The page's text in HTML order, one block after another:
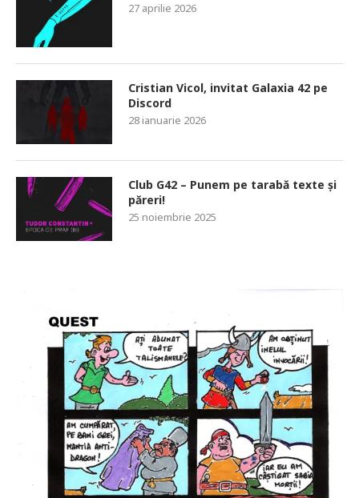
27 aprilie 2026
Cristian Vicol, invitat Galaxia 42 pe
Discord
28 ianuarie 2026
Club G42 – Punem pe tarabă texte și
păreri!
25 noiembrie 2025